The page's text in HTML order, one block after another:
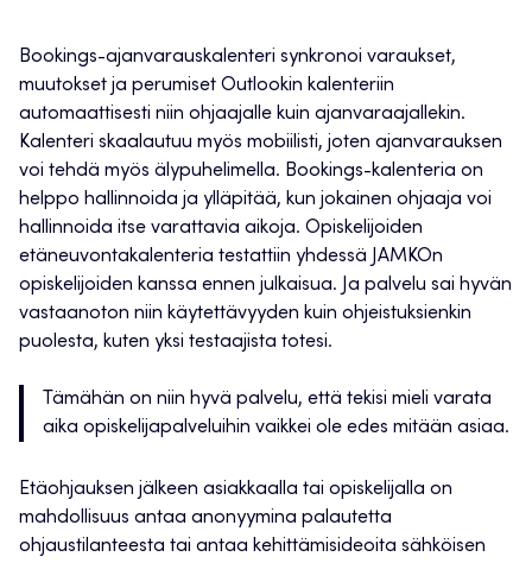
Bookings-ajanvarauskalenteri synkronoi varaukset,
muutokset ja perumiset Outlookin kalenteriin
automaattisesti niin ohjaajalle kuin ajanvaraajallekin.
Kalenteri skaalautuu myös mobiilisti, joten ajanvarauksen
voi tehdä myös älypuhelimella. Bookings-kalenteria on
helppo hallinnoida ja ylläpitää, kun jokainen ohjaaja voi
hallinnoida itse varattavia aikoja. Opiskelijoiden
etäneuvontakalenteria testattiin yhdessä JAMKOn
opiskelijoiden kanssa ennen julkaisua. Ja palvelu sai hyvän
vastaanoton niin käytettävyyden kuin ohjeistuksienkin
puolesta, kuten yksi testaajista totesi.
Tämähän on niin hyvä palvelu, että tekisi mieli varata
aika opiskelijapalveluihin vaikkei ole edes mitään asiaa.
Etäohjauksen jälkeen asiakkaalla tai opiskelijalla on
mahdollisuus antaa anonyymina palautetta
ohjaustilanteesta tai antaa kehittämisideoita sähköisen